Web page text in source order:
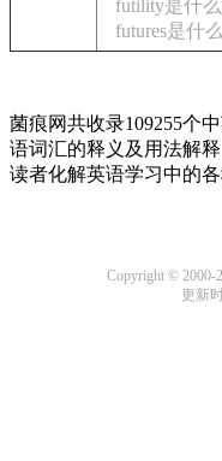
futility是什
futures是什
菌痕网共收录109255个
语词汇的释义及用法解
读者化解英语学习中的各
Copyright © 2000-
更新